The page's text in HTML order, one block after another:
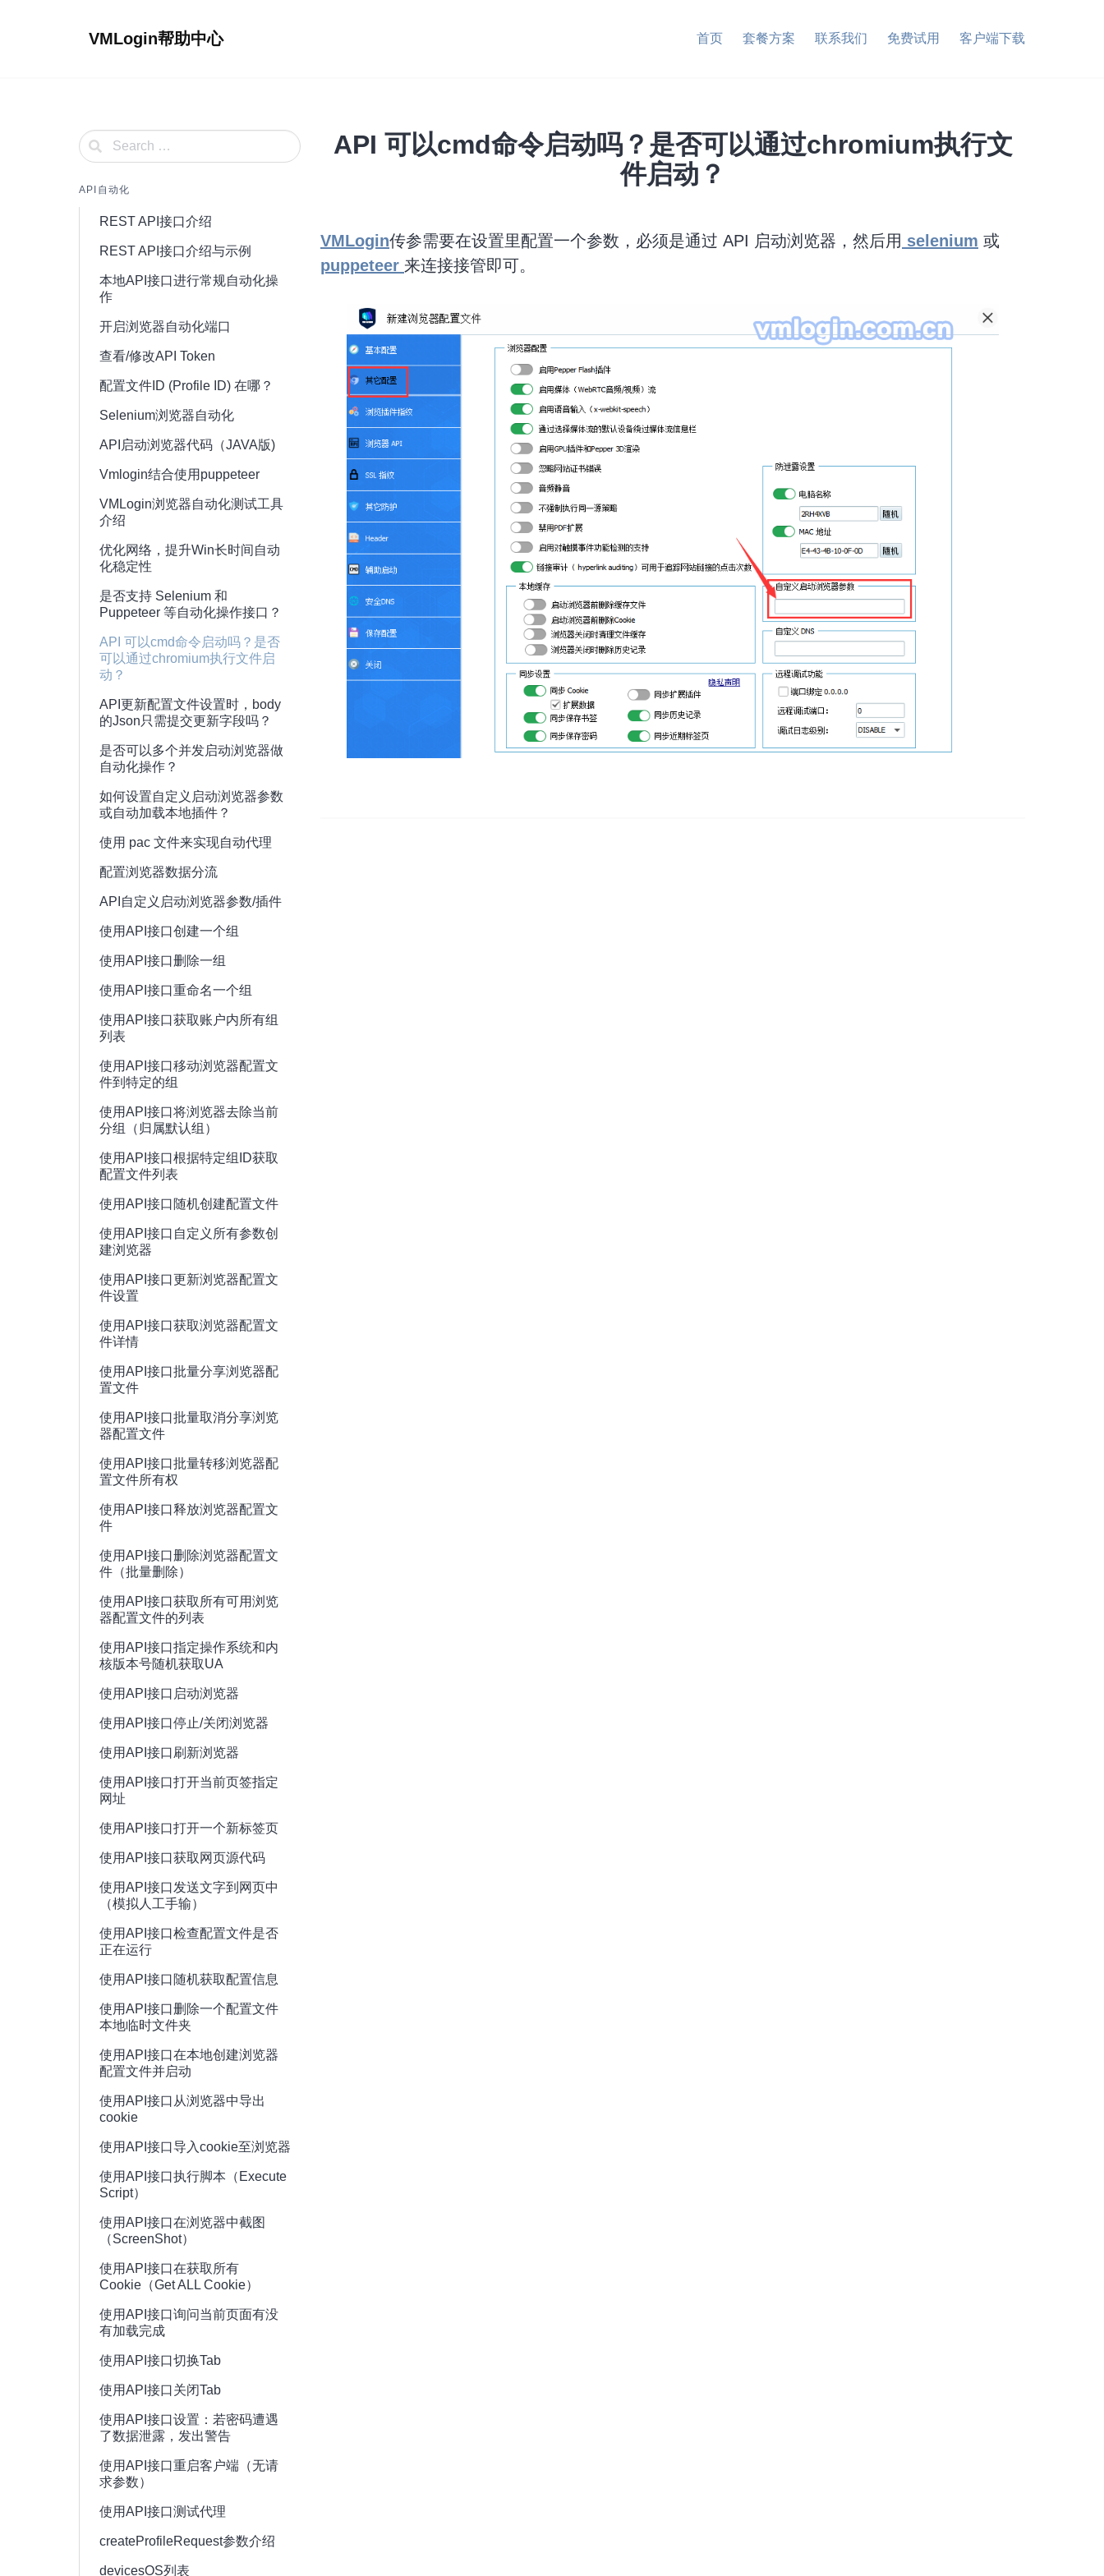
VMLogin帮助中心 首页 套餐方案 联系我们 免费试用 客户端下载
API自动化
REST API接口介绍
REST API接口介绍与示例
本地API接口进行常规自动化操
作
开启浏览器自动化端口
查看/修改API Token
配置文件ID (Profile ID) 在哪？
Selenium浏览器自动化
API启动浏览器代码（JAVA版)
Vmlogin结合使用puppeteer
VMLogin浏览器自动化测试工具
介绍
优化网络，提升Win长时间自动
化稳定性
是否支持 Selenium 和
Puppeteer 等自动化操作接口？
API 可以cmd命令启动吗？是否
可以通过chromium执行文件启
动？
API更新配置文件设置时，body
的Json只需提交更新字段吗？
是否可以多个并发启动浏览器做
自动化操作？
如何设置自定义启动浏览器参数
或自动加载本地插件？
使用 pac 文件来实现自动代理
配置浏览器数据分流
API自定义启动浏览器参数/插件
使用API接口创建一个组
使用API接口删除一组
使用API接口重命名一个组
使用API接口获取账户内所有组
列表
使用API接口移动浏览器配置文
件到特定的组
使用API接口将浏览器去除当前
分组（归属默认组）
使用API接口根据特定组ID获取
配置文件列表
使用API接口随机创建配置文件
使用API接口自定义所有参数创
建浏览器
使用API接口更新浏览器配置文
件设置
使用API接口获取浏览器配置文
件详情
使用API接口批量分享浏览器配
置文件
使用API接口批量取消分享浏览
器配置文件
使用API接口批量转移浏览器配
置文件所有权
使用API接口释放浏览器配置文
件
使用API接口删除浏览器配置文
件（批量删除）
使用API接口获取所有可用浏览
器配置文件的列表
使用API接口指定操作系统和内
核版本号随机获取UA
使用API接口启动浏览器
使用API接口停止/关闭浏览器
使用API接口刷新浏览器
使用API接口打开当前页签指定
网址
使用API接口打开一个新标签页
使用API接口获取网页源代码
使用API接口发送文字到网页中
（模拟人工手输）
使用API接口检查配置文件是否
正在运行
使用API接口随机获取配置信息
使用API接口删除一个配置文件
本地临时文件夹
使用API接口在本地创建浏览器
配置文件并启动
使用API接口从浏览器中导出
cookie
使用API接口导入cookie至浏览器
使用API接口执行脚本（Execute
Script）
使用API接口在浏览器中截图
（ScreenShot）
使用API接口在获取所有
Cookie（Get ALL Cookie）
使用API接口询问当前页面有没
有加载完成
使用API接口切换Tab
使用API接口关闭Tab
使用API接口设置：若密码遭遇
了数据泄露，发出警告
使用API接口重启客户端（无请
求参数）
使用API接口测试代理
createProfileRequest参数介绍
devicesOS列表
API 可以cmd命令启动吗？是否可以通过chromium执行文
件启动？
VMLogin传参需要在设置里配置一个参数，必须是通过 API 启动浏览器，然后用 selenium 或
puppeteer 来连接接管即可。